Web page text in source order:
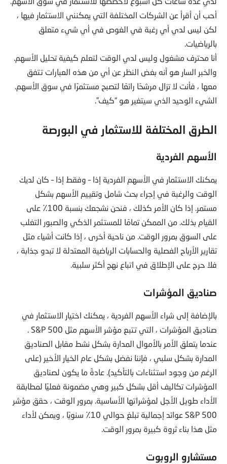
أحب أن أقرأ عن الشركات المختلفة التي يمكنني الاستثمار فيها ،
لكن ليس لدي أي رغبة في الغوص في أي شيء متعلق
بالرياضيات.
أنا محترف مشغول وليس لدي الوقت لتعلم كيفية تحليل الأسهم.
والخبر السار هو أنه بغض النظر عن أي من هذه العبارات تتفق
معها ، فأنت لا تزال مرشحًا رائعًا لتصبح مستثمرًا في سوق الأسهم.
الشيء الوحيد الذي سيتغير هو “كيف”.
الطرق المختلفة للاستثمار في البورصة
الأسهم الفردية
يمكنك الاستثمار في الأسهم الفردية إذا – وفقط إذا – كان لديك
الوقت والرغبة في إجراء بحث شامل وتقييم الأسهم بشكل
مستمر. إذا كان الأمر كذلك ، فنحن نشجعك بنسبة 100٪ على
القيام بذلك. من الممكن تمامًا للمستثمر الذكي والصبور التغلب
على السوق بمرور الوقت. من ناحية أخرى ، إذا كانت أشياء مثل
تقارير الأرباح الفصلية والحسابات الرياضية المعتدلة لا تبدو جذابة ،
فلا حرج على الإطلاق في اتباع نهج أكثر سلبية.
صناديق المؤشرات
بالإضافة إلى شراء الأسهم الفردية ، يمكنك اختيار الاستثمار في
عندما يتعلق الأمر بالأموال المدارة بشكل نشط مقابل الصناديق
المدارة بشكل سلبي ، فإننا نفضل بشكل عام الخيار الأخير (على
الرغم من وجود استثناءات بالتأكيد). عادةً ما يكون لصناديق
المؤشرات تكاليف أقل بشكل كبير وهي مضمونة فعليًا لمطابقة
الأداء طويل الأجل لمؤشراتها الأساسية. بمرور الوقت ، حقق مؤشر
S&P 500 عوائد إجمالية تبلغ حوالي 10٪ سنويًا ، ويمكن لأداء
مثل هذا بناء ثروة كبيرة بمرور الوقت.
مستشارو الروبوت